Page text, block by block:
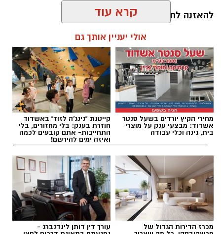
באיחוד הצלה מסרו כי צוותי הרפואה העניקו טיפול
רפואי לגבר שנפצע באירוע אלימות ברובע ב’.
נסיבות אירוע הירי נבדקות.
להאזנה לתוכן:
עופר אשטוקר / 20:51 08.08.26
תגים:שריפת אוטובוס כביש 7
קרא עוד
אולי יעניין אותך גם
מחירי הקיץ יורדים בשעל סנטר
אשדוד: מבצעי ענק על מוצרי
בית, גינה וכלי עבודה
קייטנת "נינג'ה לזוז" באשדוד
חוזרת בענק: בלי מחזורים, בלי
התחייבות- אתם קובעים לכמה
ואיזה ימים להירשם!
מכרז הדירות הגדול של עורך דין דותן לינדנברג -